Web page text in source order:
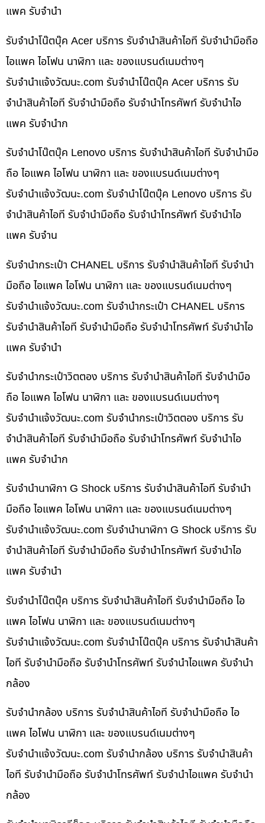
แพค รับจำนำ
รับจำนำโน๊ตบุ๊ค Acer บริการ รับจำนำสินค้าไอที รับจำนำมือถือ
ไอแพค ไอโฟน นาฬิกา และ ของแบรนด์เนมต่างๆ
รับจํานําแจ้งวัฒนะ.com รับจำนำโน๊ตบุ๊ค Acer บริการ รับ
จำนำสินค้าไอที รับจำนำมือถือ รับจำนำโทรศัพท์ รับจำนำไอ
แพค รับจำนำก
รับจำนำโน๊ตบุ๊ค Lenovo บริการ รับจำนำสินค้าไอที รับจำนำมือ
ถือ ไอแพค ไอโฟน นาฬิกา และ ของแบรนด์เนมต่างๆ
รับจํานําแจ้งวัฒนะ.com รับจำนำโน๊ตบุ๊ค Lenovo บริการ รับ
จำนำสินค้าไอที รับจำนำมือถือ รับจำนำโทรศัพท์ รับจำนำไอ
แพค รับจำน
รับจำนำกระเป๋า CHANEL บริการ รับจำนำสินค้าไอที รับจำนำ
มือถือ ไอแพค ไอโฟน นาฬิกา และ ของแบรนด์เนมต่างๆ
รับจํานําแจ้งวัฒนะ.com รับจำนำกระเป๋า CHANEL บริการ
รับจำนำสินค้าไอที รับจำนำมือถือ รับจำนำโทรศัพท์ รับจำนำไอ
แพค รับจำนำ
รับจำนำกระเป๋าวิตตอง บริการ รับจำนำสินค้าไอที รับจำนำมือ
ถือ ไอแพค ไอโฟน นาฬิกา และ ของแบรนด์เนมต่างๆ
รับจํานําแจ้งวัฒนะ.com รับจำนำกระเป๋าวิตตอง บริการ รับ
จำนำสินค้าไอที รับจำนำมือถือ รับจำนำโทรศัพท์ รับจำนำไอ
แพค รับจำนำก
รับจำนำนาฬิกา G Shock บริการ รับจำนำสินค้าไอที รับจำนำ
มือถือ ไอแพค ไอโฟน นาฬิกา และ ของแบรนด์เนมต่างๆ
รับจํานําแจ้งวัฒนะ.com รับจำนำนาฬิกา G Shock บริการ รับ
จำนำสินค้าไอที รับจำนำมือถือ รับจำนำโทรศัพท์ รับจำนำไอ
แพค รับจำนำ
รับจำนำโน๊ตบุ๊ค บริการ รับจำนำสินค้าไอที รับจำนำมือถือ ไอ
แพค ไอโฟน นาฬิกา และ ของแบรนด์เนมต่างๆ
รับจํานําแจ้งวัฒนะ.com รับจำนำโน๊ตบุ๊ค บริการ รับจำนำสินค้า
ไอที รับจำนำมือถือ รับจำนำโทรศัพท์ รับจำนำไอแพค รับจำนำ
กล้อง
รับจำนำกล้อง บริการ รับจำนำสินค้าไอที รับจำนำมือถือ ไอ
แพค ไอโฟน นาฬิกา และ ของแบรนด์เนมต่างๆ
รับจํานําแจ้งวัฒนะ.com รับจำนำกล้อง บริการ รับจำนำสินค้า
ไอที รับจำนำมือถือ รับจำนำโทรศัพท์ รับจำนำไอแพค รับจำนำ
กล้อง